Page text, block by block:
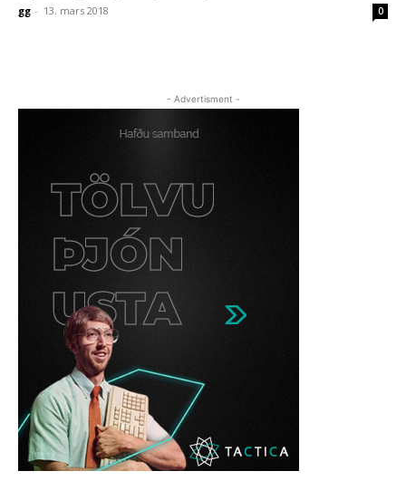
gg - 13. mars 2018 0
- Advertisment -